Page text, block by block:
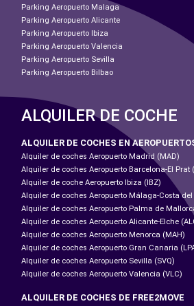
Parking Aeropuerto Malaga
Parking Aeropuerto Alicante
Parking Aeropuerto Ibiza
Parking Aeropuerto Valencia
Parking Aeropuerto Sevilla
Parking Aeropuerto Bilbao
ALQUILER DE COCHE
ALQUILER DE COCHES EN
Alquiler de coches Aeropuerto Madrid (MAD)
Alquiler de coches Aeropuerto Barcelona-El Prat
Alquiler de coche Aeropuerto Ibiza (IBZ)
Alquiler de coches Aeropuerto Málaga-Costa del
Alquiler de coches Aeropuerto Palma de
Alquiler de coches Aeropuerto Alicante-Elche
Alquiler de coches Aeropuerto Menorca (MAH)
Alquiler de coches Aeropuerto Gran Canaria
Alquiler de coches Aeropuerto Sevilla (SVQ)
Alquiler de coches Aeropuerto Valencia (VLC)
ALQUILER DE COCHES DE FREE2MOVE